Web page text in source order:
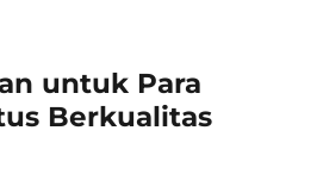
untuk Para
Berkualitas